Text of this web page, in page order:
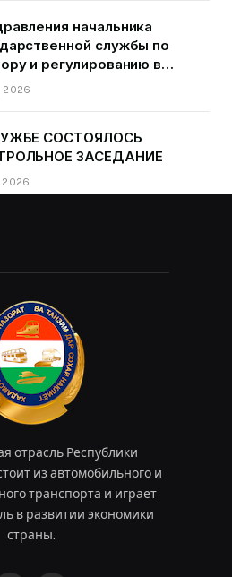
начальника
службы по
и регулированию в
транспорта Курбонзода
2026
СОСТОЯЛОСЬ
ЗАСЕДАНИЕ
2026
отрасль Республики
из автомобильного и
транспорта и играет
в развитии экономики
страны.